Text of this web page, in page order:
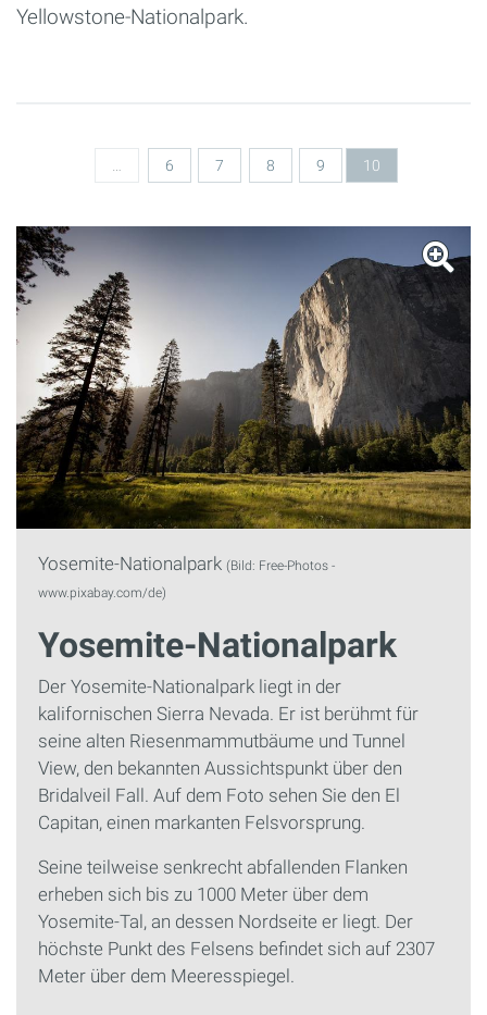
Yellowstone-Nationalpark.
6 7 8 9 10
Yosemite-Nationalpark (Bild: Free-Photos -
www.pixabay.com/de)
Yosemite-Nationalpark
Der Yosemite-Nationalpark liegt in der
kalifornischen Sierra Nevada. Er ist berühmt für
seine alten Riesenmammutbäume und Tunnel
View, den bekannten Aussichtspunkt über den
Bridalveil Fall. Auf dem Foto sehen Sie den El
Capitan, einen markanten Felsvorsprung.
Seine teilweise senkrecht abfallenden Flanken
erheben sich bis zu 1000 Meter über dem
Yosemite-Tal, an dessen Nordseite er liegt. Der
höchste Punkt des Felsens befindet sich auf 2307
Meter über dem Meeresspiegel.